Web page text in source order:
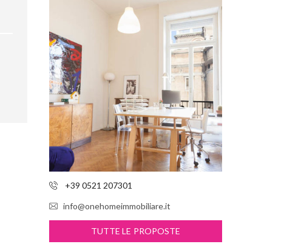
+39 0521 207301
info@onehomeimmobiliare.it
TUTTE LE PROPOSTE